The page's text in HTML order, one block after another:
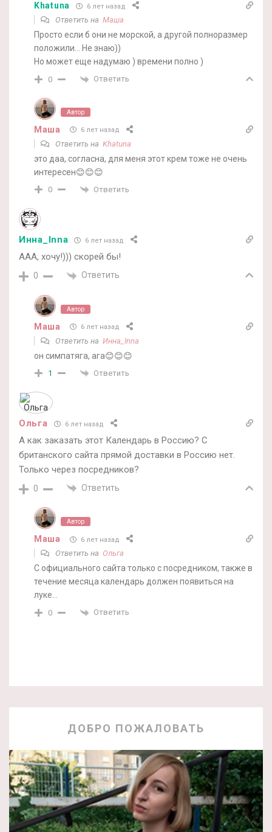
Khatuna 6 лет назад
Ответить на Маша
Просто если б они не морской, а другой полноразмер
положили… Не знаю))
Но может еще надумаю ) времени полно )
0 Ответить
Автор
Маша 6 лет назад
Ответить на Khatuna
это даа, согласна, для меня этот крем тоже не очень
интересен😊😊😊
0 Ответить
Инна_Inna 6 лет назад
ААА, хочу!))) скорей бы!
0 Ответить
Автор
Маша 6 лет назад
Ответить на Инна_Inna
он симпатяга, ага😊😊😊
1 Ответить
Ольга 6 лет назад
А как заказать этот Календарь в Россию? С
британского сайта прямой доставки в Россию нет.
Только через посредников?
0 Ответить
Автор
Маша 6 лет назад
Ответить на Ольга
С официального сайта только с посредником, также в
течение месяца календарь должен появиться на
луке…
0 Ответить
ДОБРО ПОЖАЛОВАТЬ